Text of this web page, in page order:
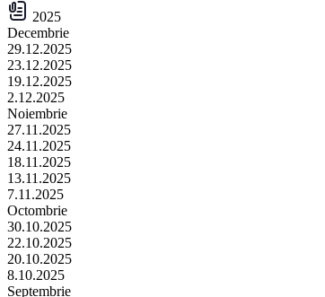
2025
Decembrie
29.12.2025
23.12.2025
19.12.2025
2.12.2025
Noiembrie
27.11.2025
24.11.2025
18.11.2025
13.11.2025
7.11.2025
Octombrie
30.10.2025
22.10.2025
20.10.2025
8.10.2025
Septembrie